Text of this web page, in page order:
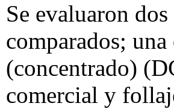
Se evaluaron
comparados;
(concentrado)
comercial y